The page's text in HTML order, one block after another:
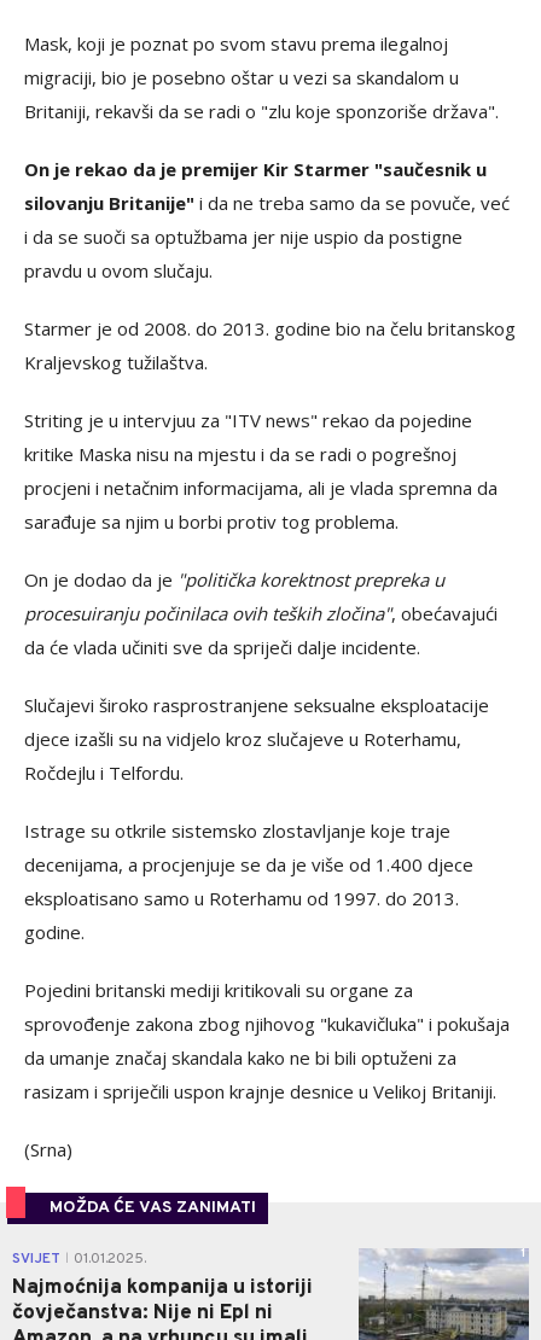
Mask, koji je poznat po svom stavu prema ilegalnoj
migraciji, bio je posebno oštar u vezi sa skandalom u
Britaniji, rekavši da se radi o "zlu koje sponzoriše država".
On je rekao da je premijer Kir Starmer "saučesnik u
silovanju Britanije" i da ne treba samo da se povuče, već
i da se suoči sa optužbama jer nije uspio da postigne
pravdu u ovom slučaju.
Starmer je od 2008. do 2013. godine bio na čelu britanskog
Kraljevskog tužilaštva.
Striting je u intervjuu za "ITV news" rekao da pojedine
kritike Maska nisu na mjestu i da se radi o pogrešnoj
procjeni i netačnim informacijama, ali je vlada spremna da
sarađuje sa njim u borbi protiv tog problema.
On je dodao da je "politička korektnost prepreka u
procesuiranju počinilaca ovih teških zločina", obećavajući
da će vlada učiniti sve da spriječi dalje incidente.
Slučajevi široko rasprostranjene seksualne eksploatacije
djece izašli su na vidjelo kroz slučajeve u Roterhamu,
Ročdejlu i Telfordu.
Istrage su otkrile sistemsko zlostavljanje koje traje
decenijama, a procjenjuje se da je više od 1.400 djece
eksploatisano samo u Roterhamu od 1997. do 2013.
godine.
Pojedini britanski mediji kritikovali su organe za
sprovođenje zakona zbog njihovog "kukavičluka" i pokušaja
da umanje značaj skandala kako ne bi bili optuženi za
rasizam i spriječili uspon krajnje desnice u Velikoj Britaniji.
(Srna)
MOŽDA ĆE VAS ZANIMATI
SVIJET 01.01.2025.
Najmoćnija kompanija u istoriji
čovječanstva: Nije ni Epl ni
1